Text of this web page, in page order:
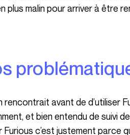
plus malin pour arriver à être
et bien entendu de suivi
c’est justement parce